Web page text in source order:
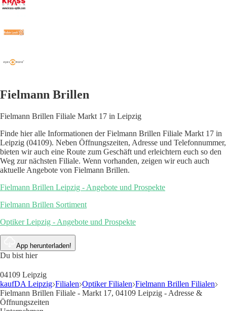
Fielmann Brillen
Fielmann Brillen Filiale Markt 17 in Leipzig
Finde hier alle Informationen der Fielmann Brillen Filiale Markt 17 in
Leipzig (04109). Neben Öffnungszeiten, Adresse und Telefonnummer,
bieten wir auch eine Route zum Geschäft und erleichtern euch so den
Weg zur nächsten Filiale. Wenn vorhanden, zeigen wir euch auch
aktuelle Angebote von Fielmann Brillen.
Fielmann Brillen Leipzig - Angebote und Prospekte
Fielmann Brillen Sortiment
Optiker Leipzig - Angebote und Prospekte
App herunterladen!
Du bist hier
04109 Leipzig
kaufDA Leipzig Filialen Optiker Filialen Fielmann Brillen Filialen
Fielmann Brillen Filiale - Markt 17, 04109 Leipzig - Adresse &
Öffnungszeiten